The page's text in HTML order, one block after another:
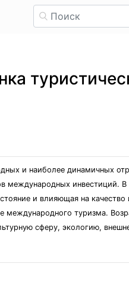
и наиболее динамичных
международных инвестиций.
и влияющая на качество
туризма.
сферу, экологию,